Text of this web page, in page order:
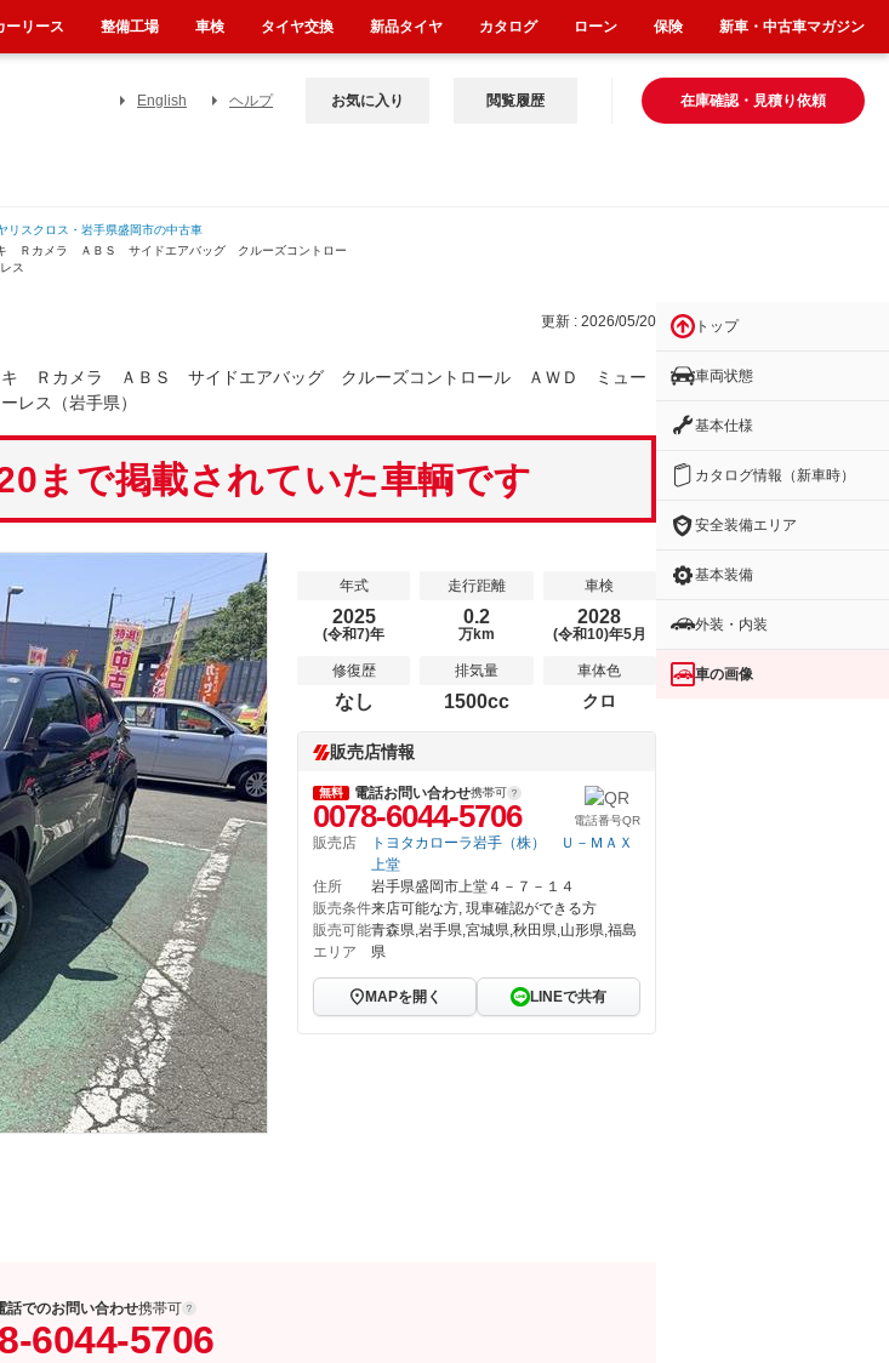
English ヘルプ 在庫確認・見積り依頼
お気に入り 閲覧履歴
リスクロス・岩手県盛岡市の中古車
Ｒカメラ ＡＢＳ サイドエアバッグ クルーズコントロー
ス
更新 : 2026/05/20
Ｒカメラ ＡＢＳ サイドエアバッグ クルーズコントロール ＡＷＤ ミュー
ス（岩手県）
まで掲載されていた車輌です
年式
2025
(令和7)年
走行距離
0.2
万km
車検
2028
(令和10)年5月
修復歴
なし
排気量
1500cc
車体色
クロ
販売店情報
無料 電話お問い合わせ携帯可
0078-6044-5706 電話番号QR
販売店
トヨタカローラ岩手（株） Ｕ－ＭＡＸ
上堂
住所
岩手県盛岡市上堂４－７－１４
販売条件来店可能な方, 現車確認ができる方
販売可能
エリア
青森県,岩手県,宮城県,秋田県,山形県,福島
県
MAPを開く LINEで共有
話でのお問い合わせ携帯可
6044-5706
トップ
車両状態
基本仕様
カタログ情報（新車時）
安全装備エリア
基本装備
外装・内装
車の画像
ーリース 整備工場 車検 タイヤ交換 新品タイヤ カタログ ローン 保険 新車・中古車マガジン